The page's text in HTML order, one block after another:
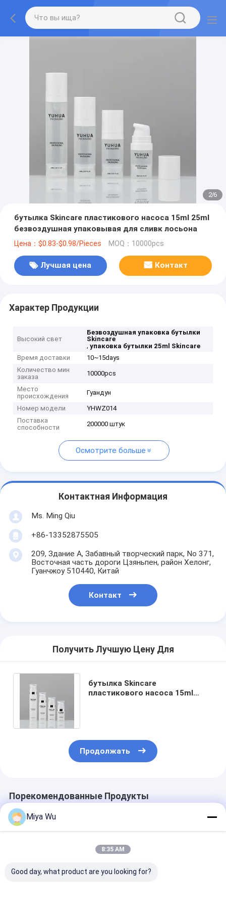
2/6
бутылка Skincare пластикового насоса 15ml 25ml
безвоздушная упаковывая для сливк лосьона
Цена：$0.83-$0.98/Pieces MOQ：10000pcs
Лучшая цена Контакт
Характер Продукции
Высокий свет
Безвоздушная упаковка бутылки
Skincare
,упаковка бутылки 25ml Skincare
Время доставки
10~15days
Количество мин
заказа
10000pcs
Место
происхождения
Гуандун
Номер модели
YHWZ014
Поставка
способности
200000 штук
Осмотрите больше
Контактная Информация
Ms. Ming Qiu
+86-13352875505
209, Здание А, Забавный творческий парк, No 371,
Восточная часть дороги Цзяньпен, район Хелонг,
Гуанчжоу 510440, Китай
Контакт
Получить Лучшую Цену Для
бутылка Skincare
пластикового насоса 15ml
Продолжать
Порекомендованные Продукты
Miya Wu
8:35 AM
Good day, what product are you looking for?